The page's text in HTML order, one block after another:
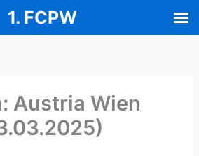
Austria Wien
1. FCPW